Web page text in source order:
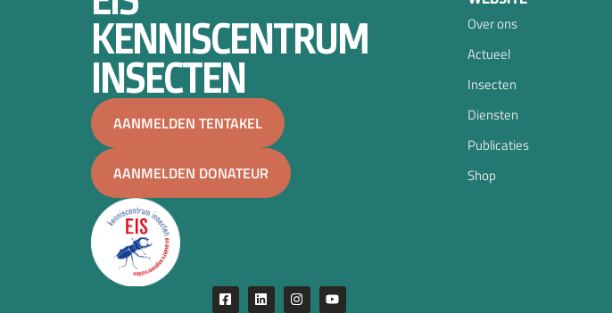
KENNISCENTRUM
INSECTEN
AANMELDEN TENTAKEL
AANMELDEN DONATEUR
Over ons
Actueel
Insecten
Diensten
Publicaties
Shop